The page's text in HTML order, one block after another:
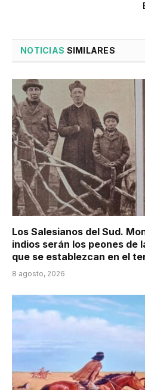
NOTICIAS SIMILARES
Los Salesianos del Sud.
indios serán los peones de
que se establezcan en el
8 agosto, 2026